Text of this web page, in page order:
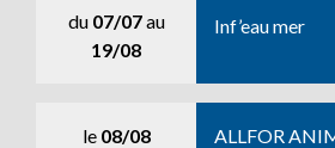
du 07/07au
19/08
Inf’eau mer
le 08/08 ALLFOR